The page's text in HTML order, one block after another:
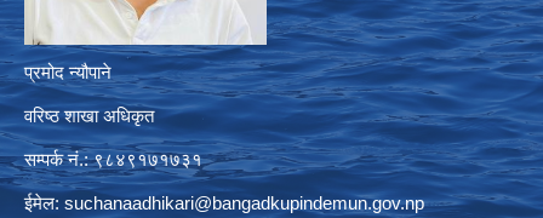
प्रमोद न्यौपाने
वरिष्ठ शाखा अधिकृत
सम्पर्क नं.: ९८४९१७१७३१
ईमेल: suchanaadhikari@bangadkupindemun.gov.np